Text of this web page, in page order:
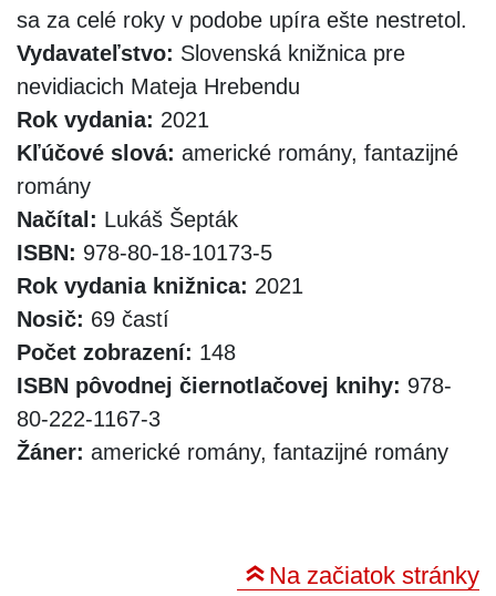
sa za celé roky v podobe upíra ešte nestretol.
Vydavateľstvo: Slovenská knižnica pre
nevidiacich Mateja Hrebendu
Rok vydania: 2021
Kľúčové slová: americké romány, fantazijné
romány
Načítal: Lukáš Šepták
ISBN: 978-80-18-10173-5
Rok vydania knižnica: 2021
Nosič: 69 častí
Počet zobrazení: 148
ISBN pôvodnej čiernotlačovej knihy: 978-
80-222-1167-3
Žáner: americké romány, fantazijné romány
Na začiatok stránky